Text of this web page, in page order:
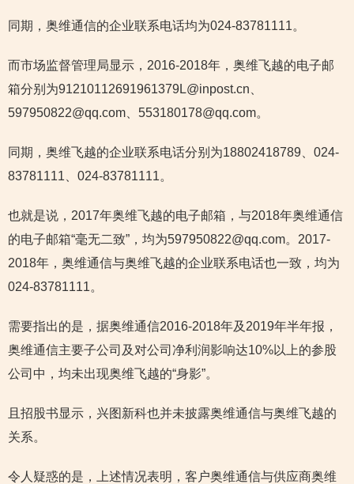
同期，奥维通信的企业联系电话均为024-83781111。
而市场监督管理局显示，2016-2018年，奥维飞越的电子邮
箱分别为91210112691961379L@inpost.cn、
597950822@qq.com、553180178@qq.com。
同期，奥维飞越的企业联系电话分别为18802418789、024-
83781111、024-83781111。
也就是说，2017年奥维飞越的电子邮箱，与2018年奥维通信
的电子邮箱“毫无二致”，均为597950822@qq.com。2017-
2018年，奥维通信与奥维飞越的企业联系电话也一致，均为
024-83781111。
需要指出的是，据奥维通信2016-2018年及2019年半年报，
奥维通信主要子公司及对公司净利润影响达10%以上的参股
公司中，均未出现奥维飞越的“身影”。
且招股书显示，兴图新科也并未披露奥维通信与奥维飞越的
关系。
令人疑惑的是，上述情况表明，客户奥维通信与供应商奥维